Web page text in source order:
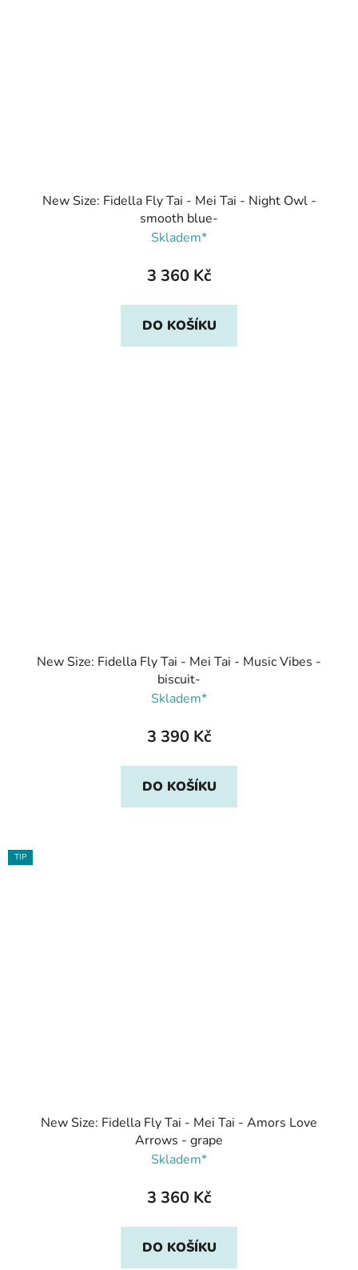
New Size: Fidella Fly Tai - Mei Tai - Night Owl -
smooth blue-
Skladem*
3 360 Kč
DO KOŠÍKU
New Size: Fidella Fly Tai - Mei Tai - Music Vibes -
biscuit-
Skladem*
3 390 Kč
DO KOŠÍKU
TIP
New Size: Fidella Fly Tai - Mei Tai - Amors Love
Arrows - grape
Skladem*
3 360 Kč
DO KOŠÍKU